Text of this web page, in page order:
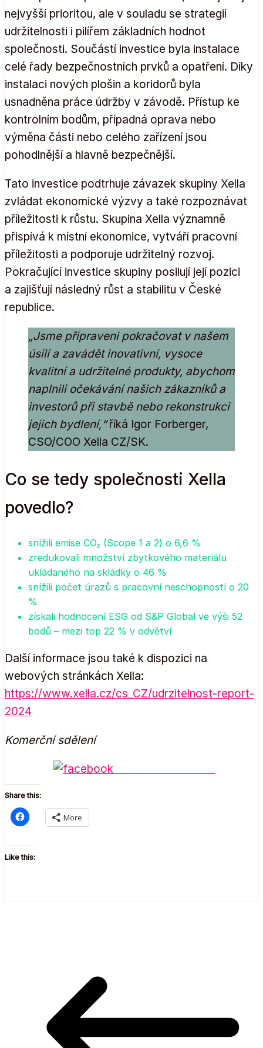
nejvyšší prioritou, ale v souladu se strategií
udržitelnosti i pilířem základních hodnot
společnosti. Součástí investice byla instalace
celé řady bezpečnostních prvků a opatření. Díky
instalaci nových plošin a koridorů byla
usnadněna práce údržby v závodě. Přístup ke
kontrolním bodům, případná oprava nebo
výměna části nebo celého zařízení jsou
pohodlnější a hlavně bezpečnější.
Tato investice podtrhuje závazek skupiny Xella
zvládat ekonomické výzvy a také rozpoznávat
příležitosti k růstu. Skupina Xella významně
přispívá k místní ekonomice, vytváří pracovní
příležitosti a podporuje udržitelný rozvoj.
Pokračující investice skupiny posilují její pozici
a zajišťují následný růst a stabilitu v České
republice.
„Jsme připraveni pokračovat v našem
úsilí a zavádět inovativní, vysoce
kvalitní a udržitelné produkty, abychom
naplnili očekávání našich zákazníků a
investorů při stavbě nebo rekonstrukci
jejich bydlení,“říká Igor Forberger,
CSO/COO Xella CZ/SK.
Co se tedy společnosti Xella
povedlo?
snížili emise CO₂ (Scope 1 a 2) o 6,6 %
zredukovali množství zbytkového materiálu
ukládaného na skládky o 46 %
snížili počet úrazů s pracovní neschopností o 20
%
získali hodnocení ESG od S&P Global ve výši 52
bodů – mezi top 22 % v odvětví
Další informace jsou také k dispozici na
webových stránkách Xella:
https://www.xella.cz/cs_CZ/udrzitelnost-report-
2024
Komerční sdělení
Share this:
More
Like this: